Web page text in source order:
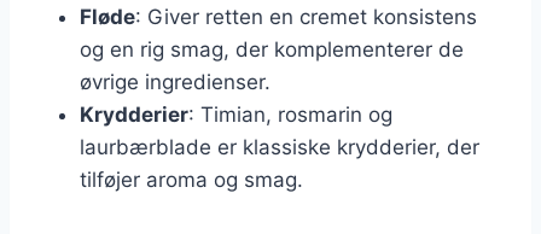
Fløde: Giver retten en cremet konsistens
og en rig smag, der komplementerer de
øvrige ingredienser.
Krydderier: Timian, rosmarin og
laurbærblade er klassiske krydderier, der
tilføjer aroma og smag.